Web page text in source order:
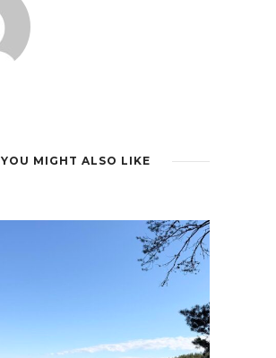
YOU MIGHT ALSO LIKE